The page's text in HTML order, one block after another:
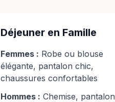
Déjeuner en Famille
Femmes : Robe ou blouse
élégante, pantalon chic,
chaussures confortables
Hommes : Chemise, pantalon